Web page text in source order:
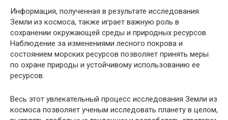
Информация, полученная в результате исследования
Земли из космоса, также играет важную роль в
сохранении окружающей среды и природных ресурсов.
Наблюдение за изменениями лесного покрова и
состоянием морских ресурсов позволяет принять меры
по охране природы и устойчивому использованию ее
ресурсов.
Весь этот увлекательный процесс исследования Земли из
космоса позволяет ученым исследовать планету в целом,